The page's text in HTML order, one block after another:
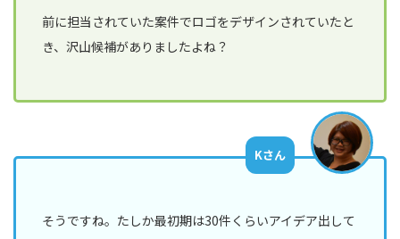
前に担当されていた案件でロゴをデザインされていたと
き、沢山候補がありましたよね？
Kさん
そうですね。たしか最初期は30件くらいアイデア出して